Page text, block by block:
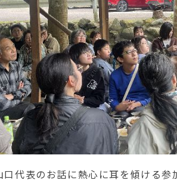
口代表のお話に熱心に耳を傾ける参